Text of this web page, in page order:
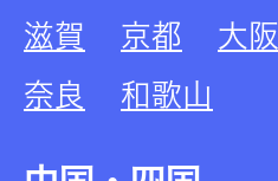
滋賀 京都 大阪
奈良
和歌山